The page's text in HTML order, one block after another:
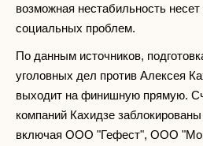
возможная нестабильность несет
социальных проблем.
По данным источников,
уголовных дел против Алексея
выходит на финишную прямую.
компаний Кахидзе
включая ООО "Гефест", ООО